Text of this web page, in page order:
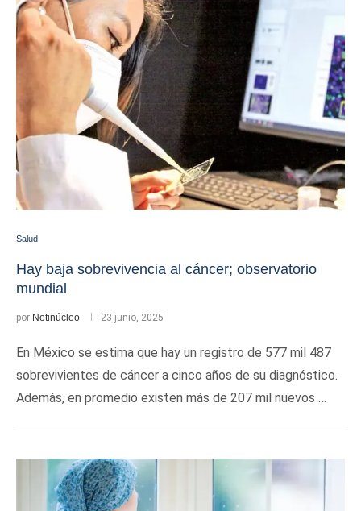
Salud
Hay baja sobrevivencia al cáncer; observatorio
mundial
por Notinúcleo 23 junio, 2025
En México se estima que hay un registro de 577 mil 487
sobrevivientes de cáncer a cinco años de su diagnóstico.
Además, en promedio existen más de 207 mil nuevos …